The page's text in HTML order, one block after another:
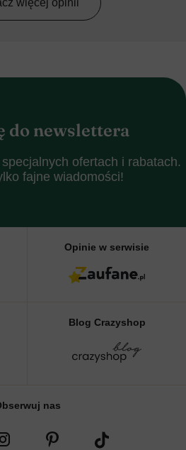
więcej opinii
do newslettera
ofertach i rabatach.
fajne wiadomości!
Opinie w serwisie
Blog Crazyshop
nas